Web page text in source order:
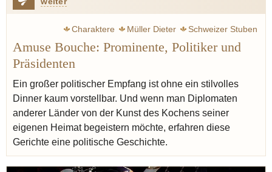
Charaktere Müller Dieter
Schweizer Stuben
Müller Jörg
Witzigmann Eckart Frühstück
Eisenkraut
Fisch
Amuse Bouche: Prominente, Politiker und
Präsidenten
Ein großer politischer Empfang ist ohne ein stilvolles
Dinner kaum vorstellbar. Und wenn man Diplomaten
anderer Länder von der Kunst des Kochens seiner
eigenen Heimat begeistern möchte, erfahren diese
Gerichte eine politische Geschichte.